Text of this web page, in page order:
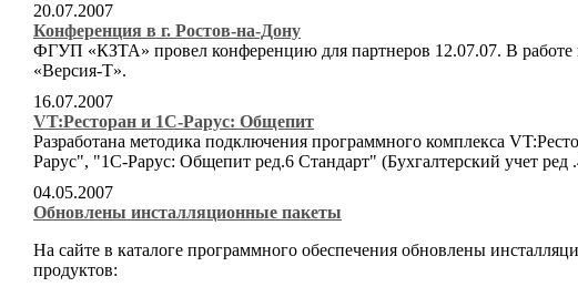
20.07.2007
Конференция в г. Ростов-на-Дону
ФГУП «КЗТА» провел конференцию для партнеров 12.07.07. В
«Версия-Т».
16.07.2007
VT:Ресторан и 1С-Рарус: Общепит
Разработана методика подключения программного комплекса
Рарус", "1С-Рарус: Общепит ред.6 Стандарт" (Бухгалтерский учет ред
04.05.2007
Обновлены инсталляционные пакеты
На сайте в каталоге программного обеспечения обновлены
продуктов: